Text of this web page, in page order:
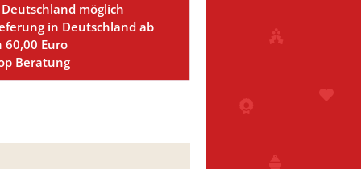
möglich
in Deutschland ab
Euro
Beratung